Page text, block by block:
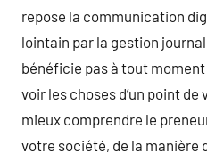
repose la communication
lointain par la gestion
bénéficie pas à tout
voir les choses d’un point
mieux comprendre le
votre société, de la manière